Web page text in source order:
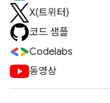
X(트위터)
코드 샘플
Codelabs
동영상